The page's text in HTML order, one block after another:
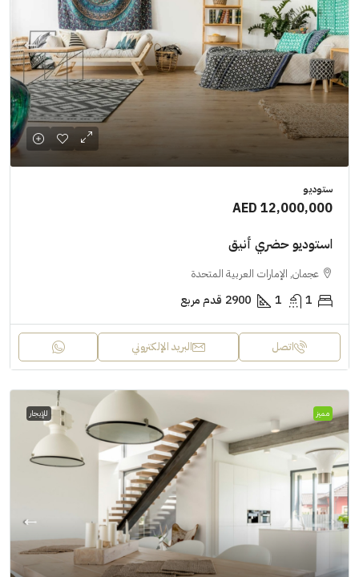
ستوديو
AED 12,000,000
استوديو حضري أنيق
عجمان, الإمارات العربية المتحدة
1
1
2900 قدم مربع
اتصل البريد الإلكتروني
مميز للإيجار